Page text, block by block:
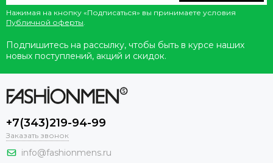
Нажимая на кнопку «Подписаться» вы принимаете условия
Публичной оферты
Подпишитесь на рассылку, чтобы быть в курсе наших
новых поступлений, акций и скидок.
+7(343)219-94-99
Заказать звонок
info@fashionmens.ru